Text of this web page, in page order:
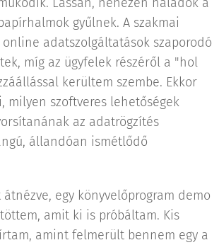
gyűlnek. A szakmai
adatszolgáltatások szaporodó
míg az ügyfelek részéről a "hol
kerültem szembe. Ekkor
milyen szoftveres lehetőségek
az adatrögzítés
állandóan ismétlődő
egy könyvelőprogram demo
amit ki is próbáltam. Kis
amint felmerült bennem egy a